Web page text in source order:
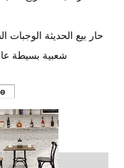
2.حار بيع الحديثة
3.شعبية بسيطة